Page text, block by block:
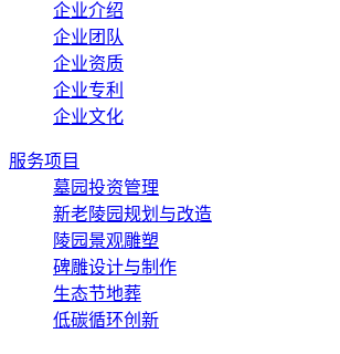
企业介绍
企业团队
企业资质
企业专利
企业文化
服务项目
墓园投资管理
新老陵园规划与改造
陵园景观雕塑
碑雕设计与制作
生态节地葬
低碳循环创新